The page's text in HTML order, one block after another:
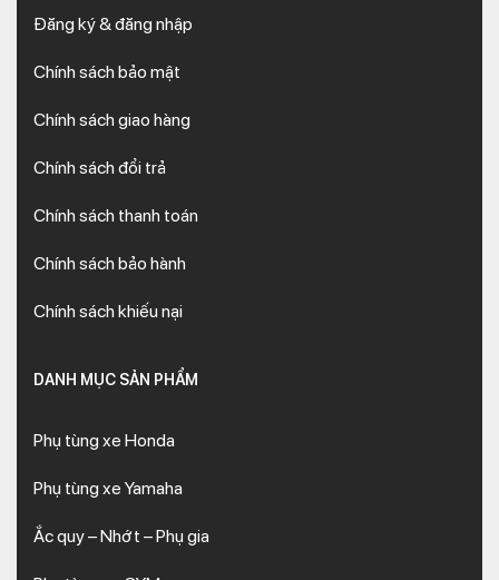
Đăng ký & đăng nhập
Chính sách bảo mật
Chính sách giao hàng
Chính sách đổi trả
Chính sách thanh toán
Chính sách bảo hành
Chính sách khiếu nại
DANH MỤC SẢN PHẨM
Phụ tùng xe Honda
Phụ tùng xe Yamaha
Ắc quy – Nhớt – Phụ gia